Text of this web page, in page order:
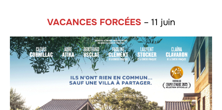
VACANCES FORCÉES – 11 juin